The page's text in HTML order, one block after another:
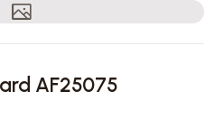
AF25075